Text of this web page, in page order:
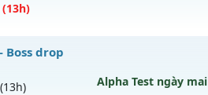
(13h)
vào 13h ngày 26/07/2626
Boss drop
(13h) Alpha Test ngày mai